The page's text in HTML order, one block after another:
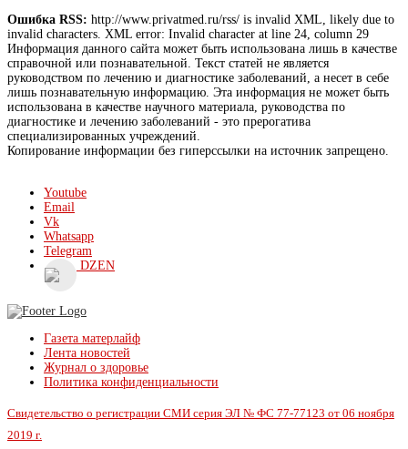
Ошибка RSS: http://www.privatmed.ru/rss/ is invalid XML, likely due to
invalid characters. XML error: Invalid character at line 24, column 29
Информация данного сайта может быть использована лишь в качестве
справочной или познавательной. Текст статей не является
руководством по лечению и диагностике заболеваний, а несет в себе
лишь познавательную информацию. Эта информация не может быть
использована в качестве научного материала, руководства по
диагностике и лечению заболеваний - это прерогатива
специализированных учреждений.
Копирование информации без гиперссылки на источник запрещено.
Youtube
Email
Vk
Whatsapp
Telegram
DZEN
Газета матерлайф
Лента новостей
Журнал о здоровье
Политика конфиденциальности
Свидетельство о регистрации СМИ серия ЭЛ № ФС 77-77123 от 06 ноября
2019 г.